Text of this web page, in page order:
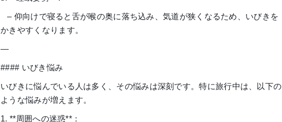
– 仰向けで寝ると舌が喉の奥に落ち込み、気道が狭くなるため、いびきを
かきやすくなります。
—
#### いびき悩み
いびきに悩んでいる人は多く、その悩みは深刻です。特に旅行中は、以下の
ような悩みが増えます。
1. **周囲への迷惑**：